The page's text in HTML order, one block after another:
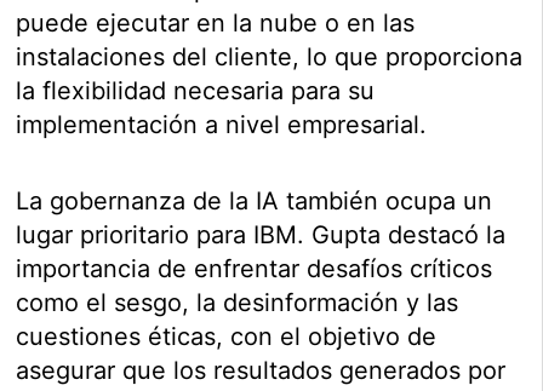
puede ejecutar en la nube o en las
instalaciones del cliente, lo que proporciona
la flexibilidad necesaria para su
implementación a nivel empresarial.
La gobernanza de la IA también ocupa un
lugar prioritario para IBM. Gupta destacó la
importancia de enfrentar desafíos críticos
como el sesgo, la desinformación y las
cuestiones éticas, con el objetivo de
asegurar que los resultados generados por